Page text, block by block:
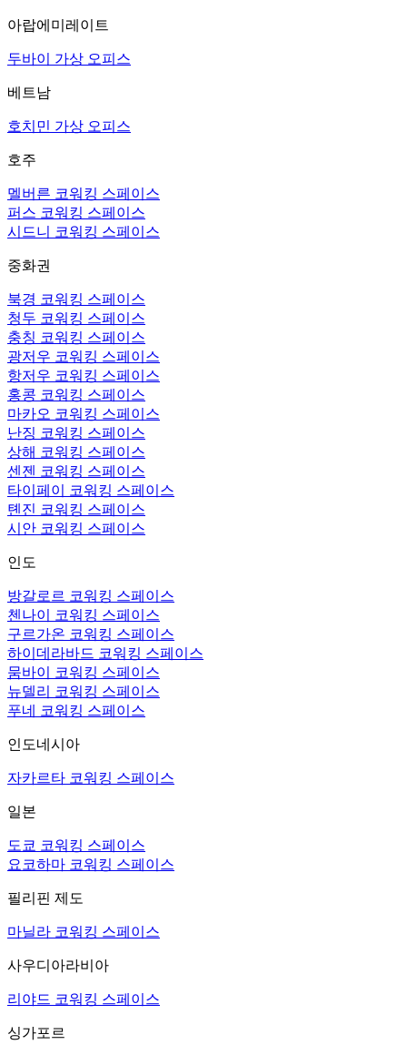
아랍에미레이트
두바이 가상 오피스
베트남
호치민 가상 오피스
호주
멜버른 코워킹 스페이스
퍼스 코워킹 스페이스
시드니 코워킹 스페이스
중화권
북경 코워킹 스페이스
청두 코워킹 스페이스
충칭 코워킹 스페이스
광저우 코워킹 스페이스
항저우 코워킹 스페이스
홍콩 코워킹 스페이스
마카오 코워킹 스페이스
난징 코워킹 스페이스
상해 코워킹 스페이스
센젠 코워킹 스페이스
타이페이 코워킹 스페이스
톈진 코워킹 스페이스
시안 코워킹 스페이스
인도
방갈로르 코워킹 스페이스
첸나이 코워킹 스페이스
구르가온 코워킹 스페이스
하이데라바드 코워킹 스페이스
뭄바이 코워킹 스페이스
뉴델리 코워킹 스페이스
푸네 코워킹 스페이스
인도네시아
자카르타 코워킹 스페이스
일본
도쿄 코워킹 스페이스
요코하마 코워킹 스페이스
필리핀 제도
마닐라 코워킹 스페이스
사우디아라비아
리야드 코워킹 스페이스
싱가포르